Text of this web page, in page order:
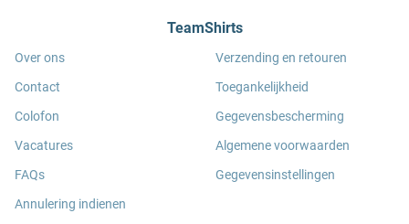
TeamShirts
Over ons
Contact
Colofon
Vacatures
FAQs
Annulering indienen
Verzending en retouren
Toegankelijkheid
Gegevensbescherming
Algemene voorwaarden
Gegevensinstellingen